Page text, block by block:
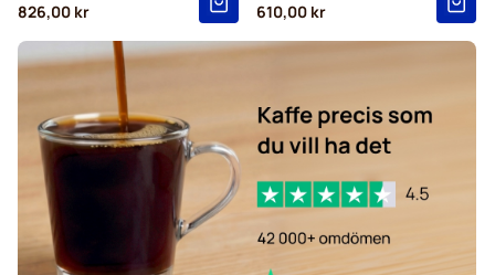
826,00 kr 610,00 kr